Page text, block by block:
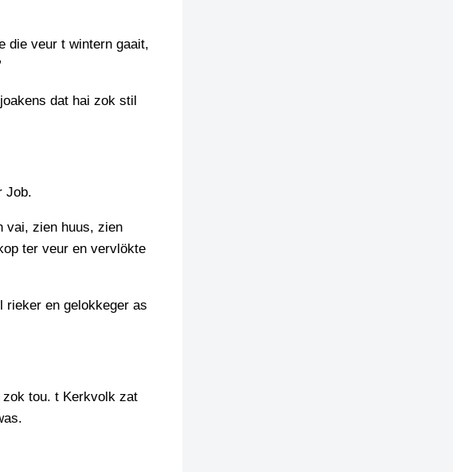
die veur t wintern gaait,
dat hai zok stil
Job.
vai, zien huus, zien
ter veur en vervlökte
rieker en gelokkeger as
zok tou. t Kerkvolk zat